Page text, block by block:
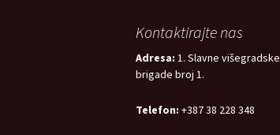
navigation
Kontaktirajte nas
Adresa: 1. Slavne višegradske
brigade broj 1.
Telefon: +387 38 228 348